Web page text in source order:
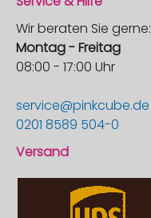
Wir beraten Sie gerne:
Montag - Freitag
08:00 - 17:00 Uhr
service@pinkcube.de
0201 8589 504-0
Versand